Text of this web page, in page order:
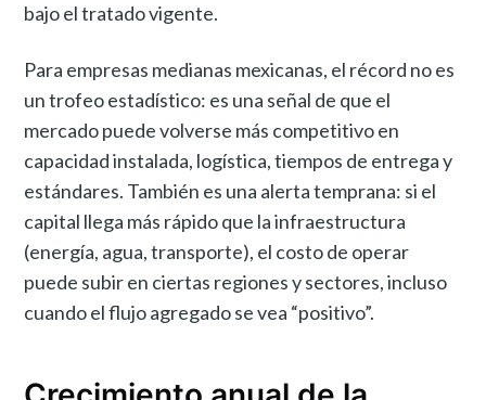
bajo el tratado vigente.
Para empresas medianas mexicanas, el récord no es
un trofeo estadístico: es una señal de que el
mercado puede volverse más competitivo en
capacidad instalada, logística, tiempos de entrega y
estándares. También es una alerta temprana: si el
capital llega más rápido que la infraestructura
(energía, agua, transporte), el costo de operar
puede subir en ciertas regiones y sectores, incluso
cuando el flujo agregado se vea “positivo”.